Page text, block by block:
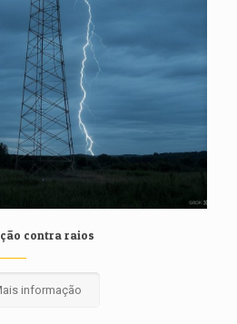
contra raios
informação